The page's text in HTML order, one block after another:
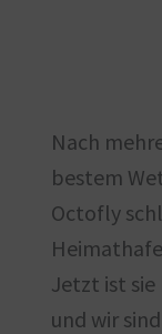
Nach
bestem
Octofly
Jetzt ist
und wir